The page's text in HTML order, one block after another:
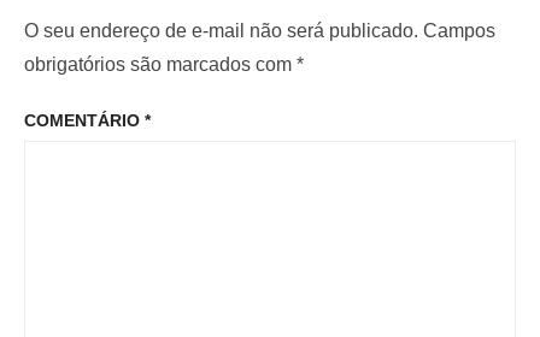
e
P
o
i
o
:
m
o
o
O seu endereço de e-mail não será publicado. Campos
obrigatórios são marcados com *
COMENTÁRIO *